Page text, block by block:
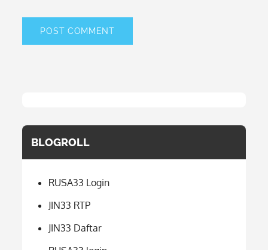
BLOGROLL
RUSA33 Login
JIN33 RTP
JIN33 Daftar